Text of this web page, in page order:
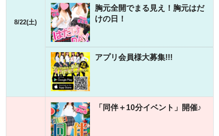
8/22(土)
胸元全開でまる見え！胸元はだ
けの日！
アプリ会員様大募集!!!
「同伴＋10分イベント」開催♪